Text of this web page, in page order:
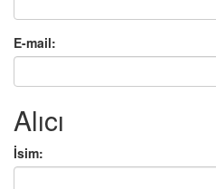
E-mail:
Alıcı
İsim: